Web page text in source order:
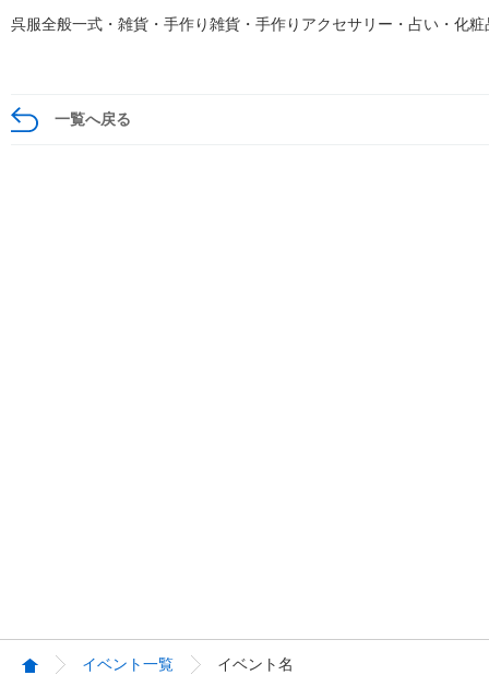
呉服全般一式・雑貨・手作り雑貨・手作りアクセサリー・占い・化粧
一覧へ戻る
イベント一覧 イベント名